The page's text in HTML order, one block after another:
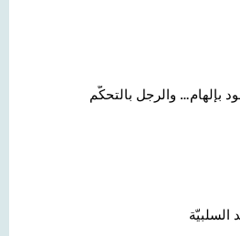
بإلهام… والرجل بالتحكّم
السلبيّة